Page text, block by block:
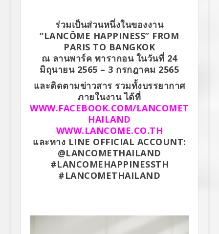
ร่วมเป็นส่วนหนึ่งในของงาน
“LANCÔME HAPPINESS” FROM
PARIS TO BANGKOK
ณ ลานพาร์ค พารากอน ในวันที่ 24
มิถุนายน 2565 – 3 กรกฎาคม 2565
และติดตามข่าวสาร รวมทั้งบรรยากาศ
ภายในงาน ได้ที่
WWW.FACEBOOK.COM/LANCOMET
HAILAND
WWW.LANCOME.CO.TH
และทาง LINE OFFICIAL ACCOUNT:
@LANCOMETHAILAND
#LANCOMEHAPPINESSTH
#LANCOMETHAILAND